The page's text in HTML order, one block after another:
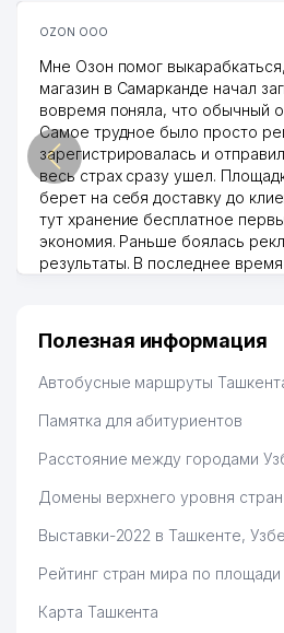
OZON ООО
Мне Озон помог
магазин в Самарканде начал
вовремя поняла, что обычный
Самое трудное было просто
зарегистрировалась и
весь страх сразу ушел.
берет на себя доставку до
тут хранение бесплатное
экономия. Раньше боялась
результаты. В последнее
Hamida 03.08.2026 12:45:39
Полезная информация
Автобусные маршруты
Памятка для абитуриентов
Расстояние между городами
Домены верхнего уровня
Выставки-2022 в Ташкенте,
Рейтинг стран мира по
Карта Ташкента